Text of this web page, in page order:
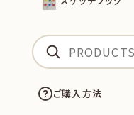
ご購入方法